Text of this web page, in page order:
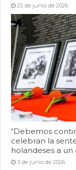
25 de junio de 2026
“Debemos
celebran la
holandeses a un
3 de junio de 2026